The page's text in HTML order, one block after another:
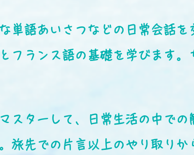
単語あいさつなどの日常会話を
フランス語の基礎を学びます。
スターして、日常生活の中での
旅先での片言以上のやり取り